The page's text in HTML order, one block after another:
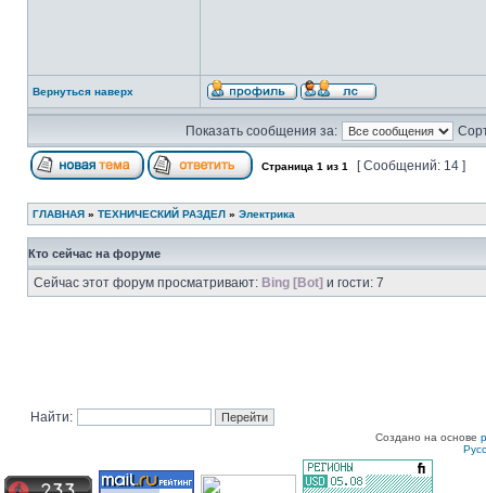
Вернуться наверх
Показать сообщения за:
Страница 1 из 1 [ Сообщений: 14 ]
ГЛАВНАЯ » ТЕХНИЧЕСКИЙ РАЗДЕЛ » Электрика
Кто сейчас на форуме
Сейчас этот форум просматривают: Bing [Bot] и гости: 7
Найти:
Создано на основе